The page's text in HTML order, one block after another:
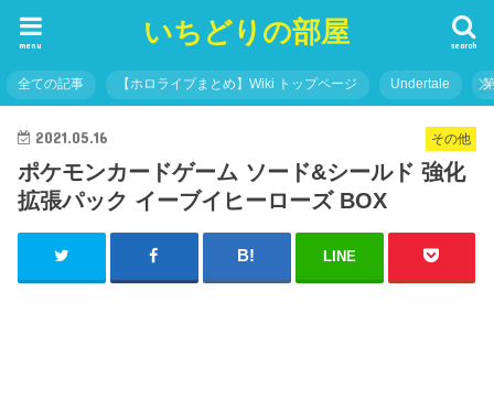
いちどりの部屋 search
menu
全ての記事 【ホロライブまとめ】Wiki トップページ Undertale
その他
2021.05.16
ポケモンカードゲーム ソード&シールド 強化
拡張パック イーブイヒーローズ BOX
LINE